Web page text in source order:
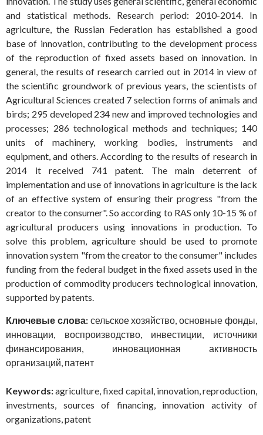
and statistical methods. Research period: 2010-2014. In
agriculture, the Russian Federation has established a good
base of innovation, contributing to the development process
of the reproduction of fixed assets based on innovation. In
general, the results of research carried out in 2014 in view of
the scientific groundwork of previous years, the scientists of
Agricultural Sciences created 7 selection forms of animals and
birds; 295 developed 234 new and improved technologies and
processes; 286 technological methods and techniques; 140
units of machinery, working bodies, instruments and
equipment, and others. According to the results of research in
2014 it received 741 patent. The main deterrent of
implementation and use of innovations in agriculture is the lack
of an effective system of ensuring their progress "from the
creator to the consumer". So according to RAS only 10-15 % of
agricultural producers using innovations in production. To
solve this problem, agriculture should be used to promote
innovation system "from the creator to the consumer" includes
funding from the federal budget in the fixed assets used in the
production of commodity producers technological innovation,
supported by patents.
Ключевые слова: сельское хозяйство, основные фонды,
инновации, воспроизводство, инвестиции, источники
финансирования, инновационная активность
организаций, патент
Keywords:agriculture, fixed capital, innovation, reproduction,
investments, sources of financing, innovation activity of
organizations, patent